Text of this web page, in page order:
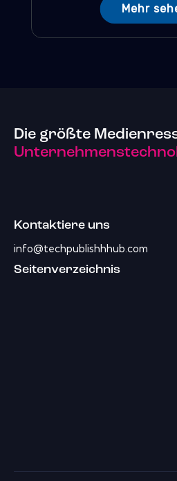
Mehr
Die größte
Kontaktiere uns
info@techpublishhhub.com
Seitenverzeichnis